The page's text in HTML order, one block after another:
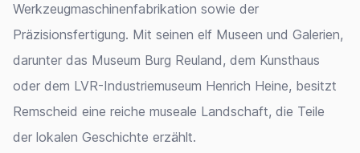
Werkzeugmaschinenfabrikation sowie der
Präzisionsfertigung. Mit seinen elf Museen und Galerien,
darunter das Museum Burg Reuland, dem Kunsthaus
oder dem LVR-Industriemuseum Henrich Heine, besitzt
Remscheid eine reiche museale Landschaft, die Teile
der lokalen Geschichte erzählt.